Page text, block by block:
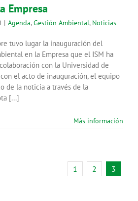
Empresa
| Agenda,Gestión Ambiental, Noticias
tuvo lugar la inauguración del
en la Empresa que el ISM ha
con la Universidad de
el acto de inauguración, el equipo
de la noticia a través de la
[...]
Más información
1 2 3